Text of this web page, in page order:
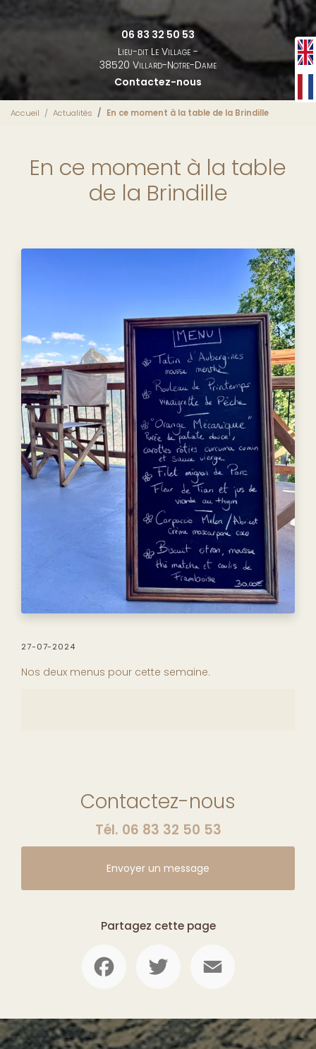
06 83 32 50 53
Lieu-dit Le Village -
38520 Villard-Notre-Dame
Contactez-nous
Accueil Actualités En ce moment à la table de la Brindille
En ce moment à la table
de la Brindille
27-07-2024
Nos deux menus pour cette semaine.
Contactez-nous
Tél. 06 83 32 50 53
Envoyer un message
Partagez cette page